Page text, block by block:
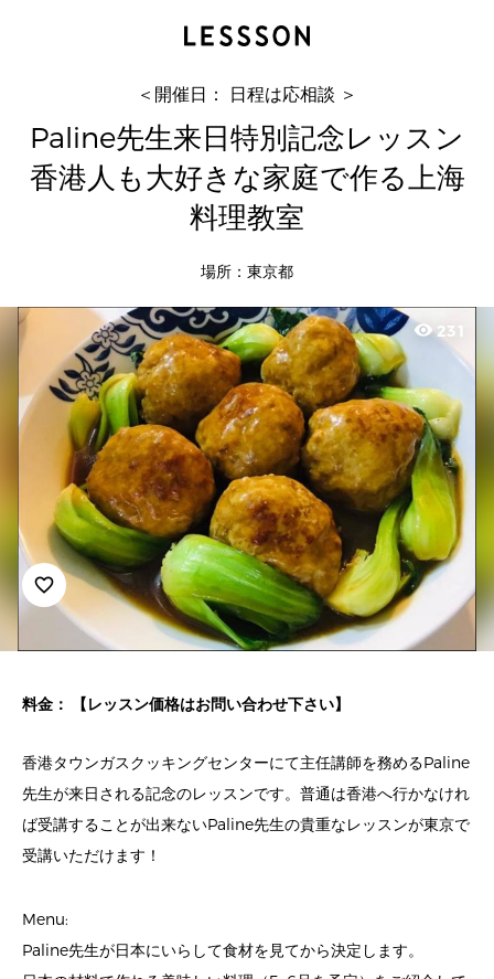
Paline先生来日特別記念レッスン 香港人も大好き
な家庭で作る上海...
Luscious Deliciousルシ...
＜開催日： 日程は応相談 ＞
Paline先生来日特別記念レッスン
香港人も大好きな家庭で作る上海
料理教室
場所：東京都
visibility 231
favorite_border
料金： 【レッスン価格はお問い合わせ下さい】
香港タウンガスクッキングセンターにて主任講師を務めるPaline
先生が来日される記念のレッスンです。普通は香港へ行かなけれ
ば受講することが出来ないPaline先生の貴重なレッスンが東京で
受講いただけます！
Menu:
Paline先生が日本にいらして食材を見てから決定します。